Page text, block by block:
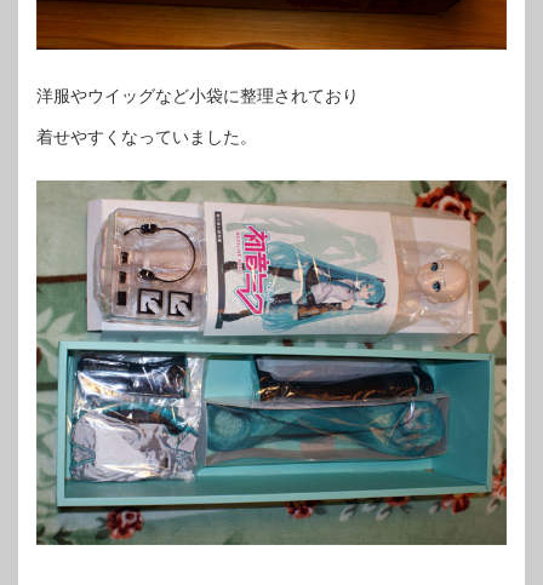
洋服やウイッグなど小袋に整理されており
着せやすくなっていました。